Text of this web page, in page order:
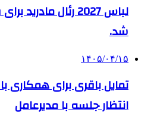
لباس 2027 رئال
شد.
۱۴۰۵/۰۴/۱۵
تمایل باقری برای همکاری با
انتظار جلسه با مدیرعامل